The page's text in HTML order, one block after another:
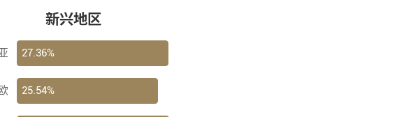
新兴地区
27.36%
25.54%